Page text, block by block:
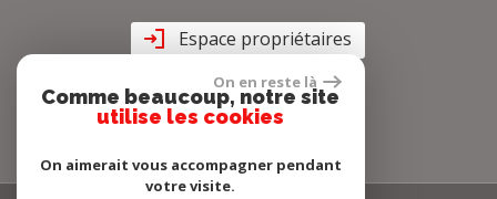
Espace propriétaires
On en reste là
Comme beaucoup, notre site
utilise les cookies
On aimerait vous accompagner pendant
votre visite.